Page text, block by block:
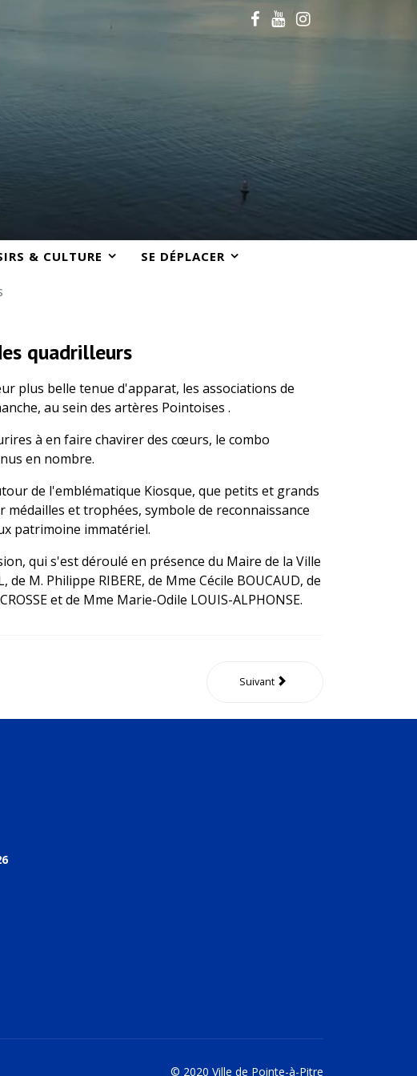
& CULTURE SE DÉPLACER
quadrilleurs
plus belle tenue d'apparat, les associations de
au sein des artères Pointoises .
à en faire chavirer des cœurs, le combo
en nombre.
de l'emblématique Kiosque, que petits et grands
et trophées, symbole de reconnaissance
patrimoine immatériel.
qui s'est déroulé en présence du Maire de la Ville
M. Philippe RIBERE, de Mme Cécile BOUCAUD, de
et de Mme Marie-Odile LOUIS-ALPHONSE.
Suivant
© 2020 Ville de Pointe-à-Pitre